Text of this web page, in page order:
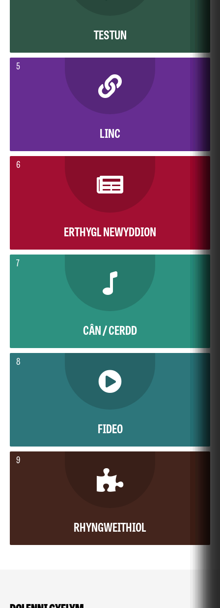
TESTUN
5
LINC
6
ERTHYGL NEWYDDION
7
CÂN / CERDD
8
FIDEO
9
RHYNGWEITHIOL